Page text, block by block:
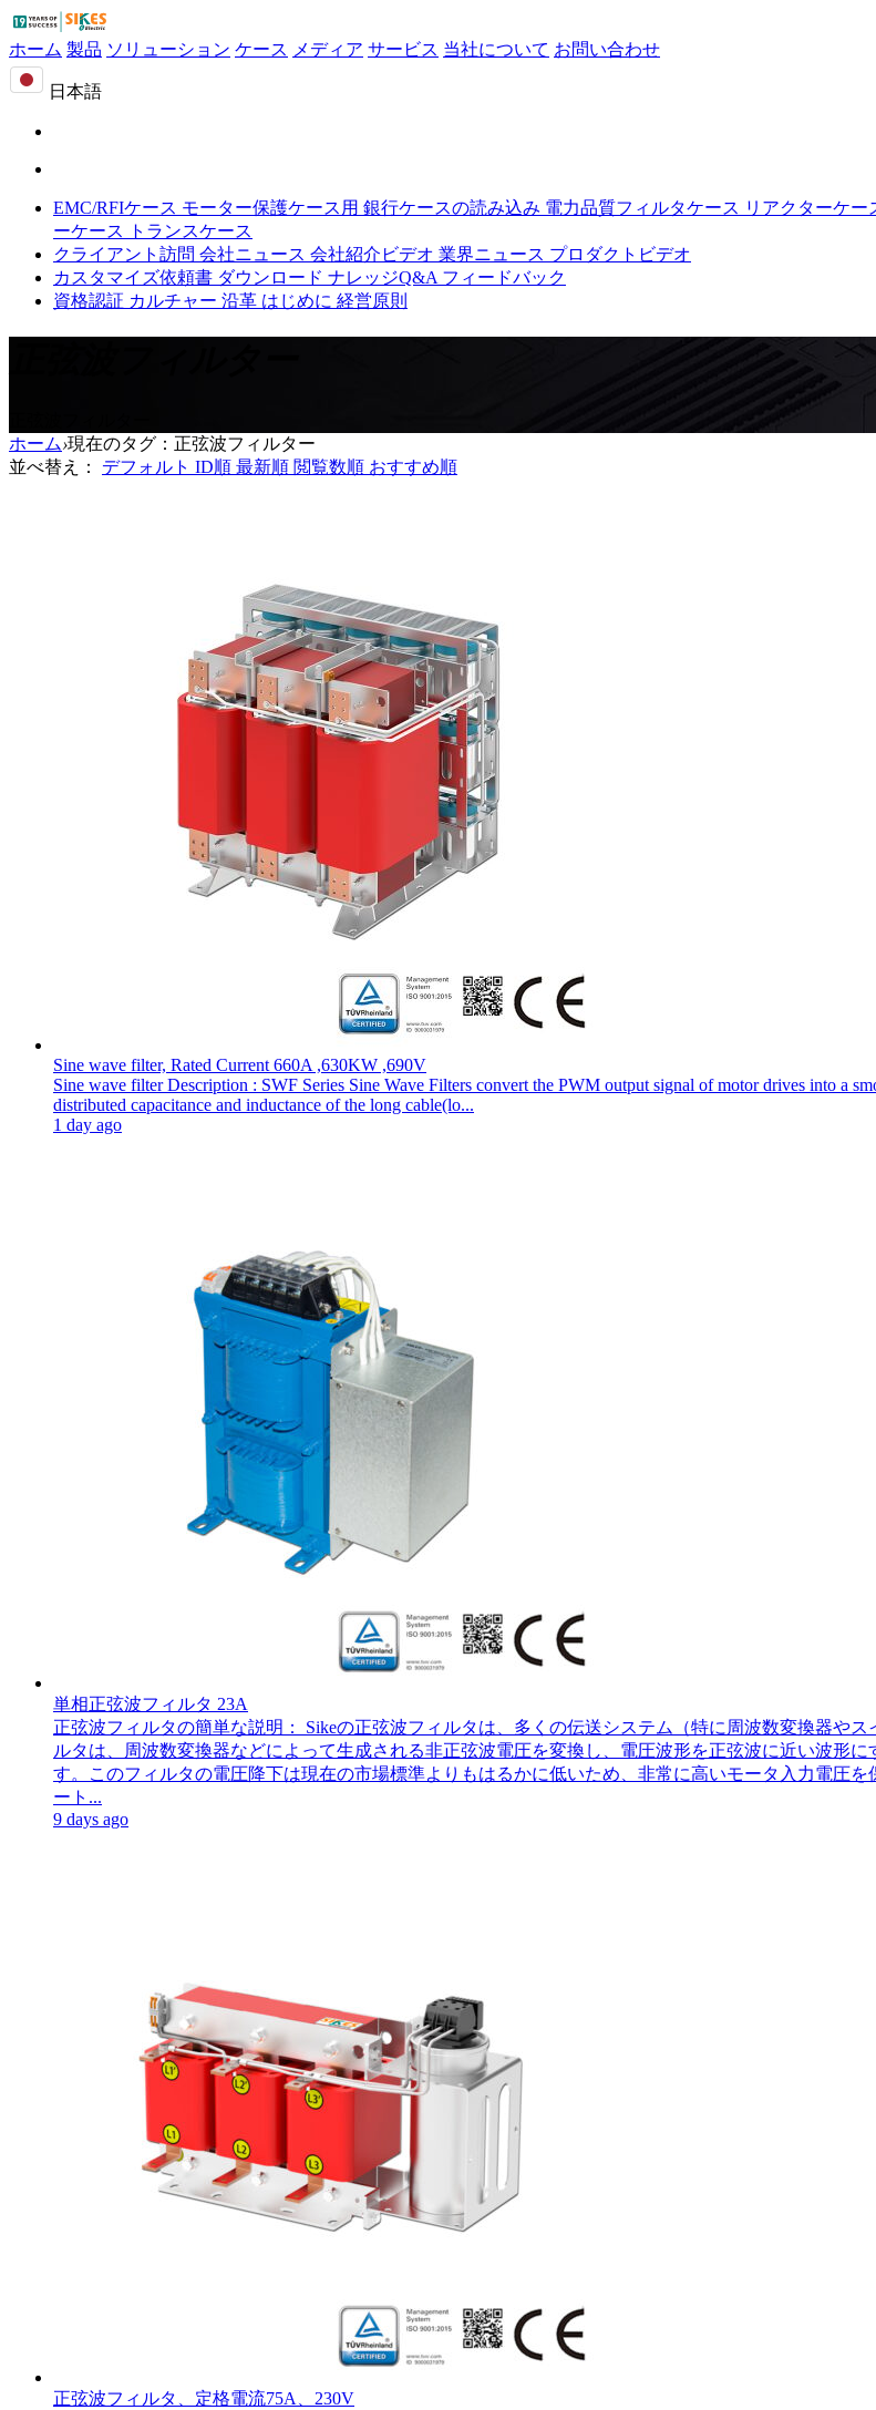
ホーム 製品 ソリューション ケース メディア サービス 当社について お問い合わせ
日本語
EMC/RFIケース モーター保護ケース用 銀行ケースの読み込み 電力品質フィルタケース リアクターケー
ーケース
トランスケース
クライアント訪問 会社ニュース 会社紹介ビデオ 業界ニュース プロダクトビデオ
カスタマイズ依頼書 ダウンロード ナレッジQ&A フィードバック
資格認証 カルチャー 沿革 はじめに 経営原則
ホーム›現在のタグ：正弦波フィルター
並べ替え：
デフォルト ID順 最新順 閲覧数順 おすすめ順
Sine wave filter, Rated Current 660A ,630KW ,690V
Sine wave filter Description : SWF Series Sine Wave Filters convert the PWM output signal of motor drives into a
distributed capacitance and inductance of the long cable(lo...
1 day ago
単相正弦波フィルタ 23A
正弦波フィルタの簡単な説明： Sikeの正弦波フィルタは、多くの伝送システム（特に周波数変換器や
ルタは、周波数変換器などによって生成される非正弦波電圧を変換し、電圧波形を正弦波に近い波形
す。このフィルタの電圧降下は現在の市場標準よりもはるかに低いため、非常に高いモータ入力電圧
ート...
9 days ago
正弦波フィルタ、定格電流75A、230V